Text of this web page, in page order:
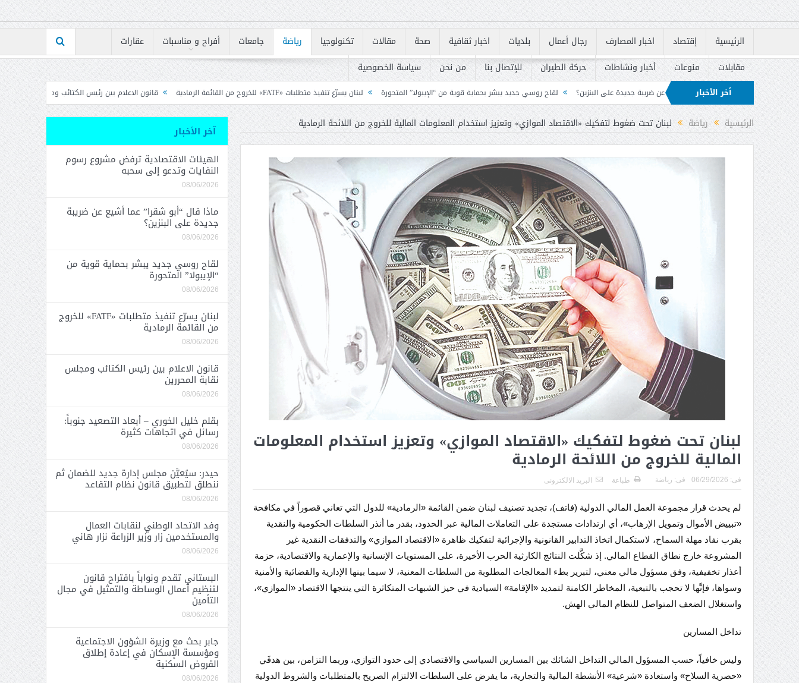
الرئيسية إقتصاد اخبار المصارف رجال أعمال بلديات اخبار ثقافية صحة مقالات تكنولوجيا رياضة جامعات أفراح و مناسبات
عقارات
مقابلات
منوعات أخبار ونشاطات حركة الطيران للإتصال بنا من نحن سياسة الخصوصية
أخر الأخبار
“أبو شقرا” عما أشيع عن ضريبة جديدة على البنزين؟ لقاح روسي جديد يبشر بحماية قوية من “الإيبولا” المتحورة لبنان يسرّع تنفيذ متطلبات «FATF» للخروج من القائمة الرمادية قانون الاعلام بين رئيس الكتائب ومجلس نقابة المحررين
بقلم
السكنية الرئيسية رياضة لبنان تحت ضغوط لتفكيك «الاقتصاد الموازي» وتعزيز استخدام المعلومات المالية للخروج من اللائحة الرمادية
لبنان تحت ضغوط لتفكيك «الاقتصاد الموازي» وتعزيز استخدام المعلومات
المالية للخروج من اللائحة الرمادية
فى: 06/29/2026 فى: رياضة طباعة البريد الالكترونى
لم يحدث قرار مجموعة العمل المالي الدولية (فاتف)، تجديد تصنيف لبنان ضمن القائمة «الرمادية» للدول التي تعاني قصوراً في مكافحة
«تبييض الأموال وتمويل الإرهاب»، أي ارتدادات مستجدة على التعاملات المالية عبر الحدود، بقدر ما أنذر السلطات الحكومية والنقدية
بقرب نفاد مهلة السماح، لاستكمال اتخاذ التدابير القانونية والإجرائية لتفكيك ظاهرة «الاقتصاد الموازي» والتدفقات النقدية غير
المشروعة خارج نطاق القطاع المالي. إذ شكَّلت النتائج الكارثية الحرب الأخيرة، على المستويات الإنسانية والإعمارية والاقتصادية، حزمة
أعذار تخفيفية، وفق مسؤول مالي معني، لتبرير بطء المعالجات المطلوبة من السلطات المعنية، لا سيما بينها الإدارية والقضائية والأمنية
وسواها، فإنَّها لا تحجب بالتبعية، المخاطر الكامنة لتمديد «الإقامة» السيادية في حيز الشبهات المتكاثرة التي ينتجها الاقتصاد «الموازي»،
واستغلال الضعف المتواصل للنظام المالي الهش.
تداخل المسارين
وليس خافياً، حسب المسؤول المالي التداخل الشائك بين المسارين السياسي والاقتصادي إلى حدود التوازي، وربما التزامن، بين هدفَي
«حصرية السلاح» واستعادة «شرعية» الأنشطة المالية والتجارية، ما يفرض على السلطات الالتزام الصريح بالمتطلبات والشروط الدولية
آخر الأخبار
الهيئات الاقتصادية ترفض مشروع رسوم
النفايات وتدعو إلى سحبه
08/06/2026
ماذا قال “أبو شقرا” عما أشيع عن ضريبة
جديدة على البنزين؟
08/06/2026
لقاح روسي جديد يبشر بحماية قوية من
“الإيبولا” المتحورة
08/06/2026
لبنان يسرّع تنفيذ متطلبات «FATF» للخروج
من القائمة الرمادية
08/06/2026
قانون الاعلام بين رئيس الكتائب ومجلس
نقابة المحررين
08/06/2026
بقلم خليل الخوري – أبعاد التصعيد جنوباً:
رسائل في اتجاهات كثيرة
08/06/2026
حيدر: سيُعيَّن مجلس إدارة جديد للضمان ثم
ننطلق لتطبيق قانون نظام التقاعد
08/06/2026
وفد الاتحاد الوطني لنقابات العمال
والمستخدمين زار وزير الزراعة نزار هاني
08/06/2026
البستاني تقدم ونواباً باقتراح قانون
لتنظيم أعمال الوساطة والتمثيل في مجال
التأمين
08/06/2026
جابر بحث مع وزيرة الشؤون الاجتماعية
ومؤسسة الإسكان في إعادة إطلاق
القروض السكنية
08/06/2026